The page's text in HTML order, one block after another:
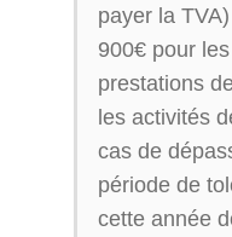
payer la
900€ pour
prestations
les activités
cas de
période de
cette année